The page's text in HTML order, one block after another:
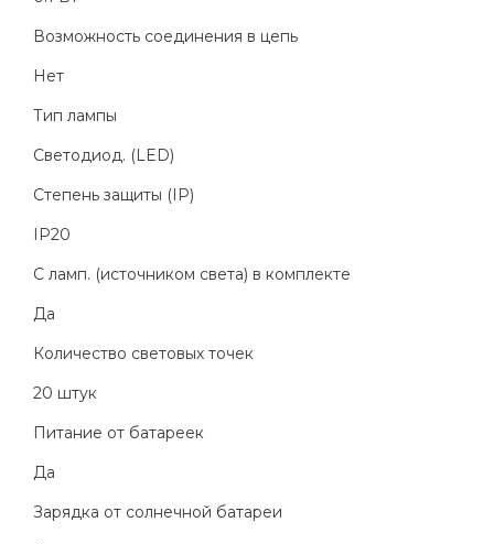
Возможность соединения в цепь
Нет
Тип лампы
Светодиод. (LED)
Степень защиты (IP)
IP20
С ламп. (источником света) в комплекте
Да
Количество световых точек
20 штук
Питание от батареек
Да
Зарядка от солнечной батареи